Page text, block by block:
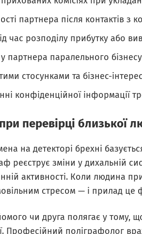
партнера після контактів з
час розподілу прибутку або
партнера паралельного
стосунками та бізнес-
конфіденційної інформації
перевірці близької
на детекторі брехні
реєструє зміни у дихальній
активності. Коли людина
стресом — і прилад це
чи друга полягає у тому,
Професійний поліграфолог